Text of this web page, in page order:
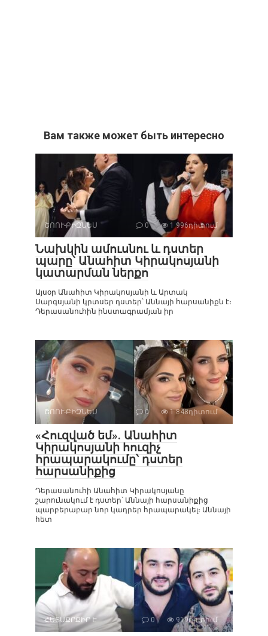
Вам также может быть интересно
ՇՈՈՒ-ԲԻԶՆԵՍ 0 1 996դիտում
Նախկին ամուսնու և դստեր
պարը՝ Անահիտ Կիրակոսյանի
կատարման ներքո
Այսօր Անահիտ Կիրակոսյանի և Արտակ
Սարգսյանի կրտսեր դստեր՝ Աննայի հարսանիքն է։
Դերասանուհին ինստագրամյան իր
ՇՈՈՒ-ԲԻԶՆԵՍ 0 1 848դիտում
«Հուզված եմ». Անահիտ
Կիրակոսյանի հուզիչ
հրապարակումը՝ դստեր
հարսանիքից
Դերասանուհի Անահիտ Կիրակոսյանը
շարունակում է դստեր՝ Աննայի հարսանիքից
պարբերաբար նոր կադրեր հրապարակել։ Աննայի
հետ
ՀԵՏԱՔՐՔԻՐ Է 0 919դիտում